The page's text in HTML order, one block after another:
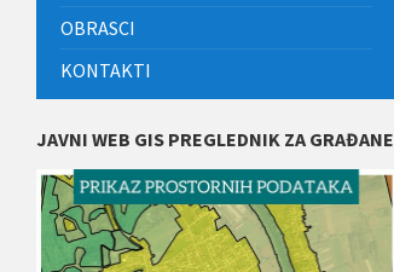
OBRASCI
KONTAKTI
JAVNI WEB GIS PREGLEDNIK ZA GRAĐANE